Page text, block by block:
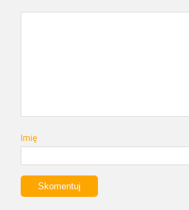
Imię